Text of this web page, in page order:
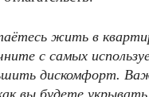
жить в
с самых
дискомфорт.
вы будете укрывать